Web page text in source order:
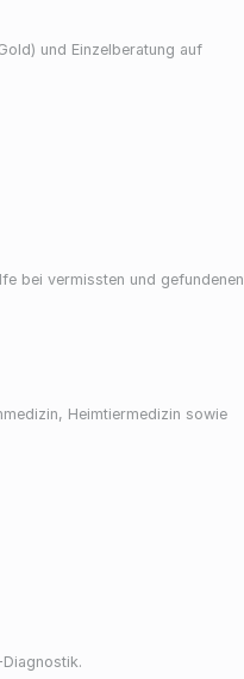
und Einzelberatung auf
bei vermissten und gefundenen
Heimtiermedizin sowie